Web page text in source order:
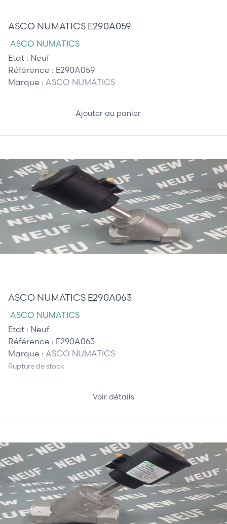
ASCO NUMATICS E290A059
ASCO NUMATICS
Etat : Neuf
Référence : E290A059
Marque : ASCO NUMATICS
Ajouter au panier
ASCO NUMATICS E290A063
ASCO NUMATICS
Etat : Neuf
Référence : E290A063
Marque : ASCO NUMATICS
Rupture de stock
Voir détails